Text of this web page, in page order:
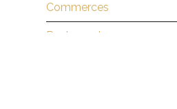
Commerces
Restaurants